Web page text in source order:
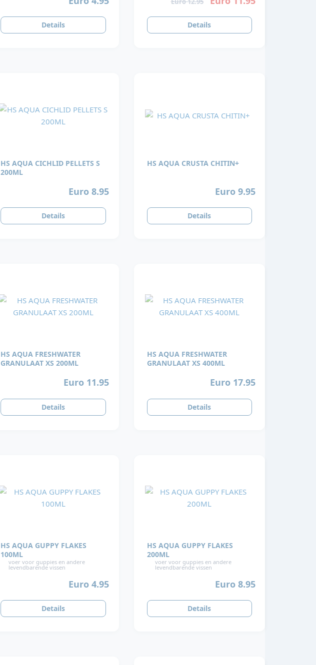
Details Details
HS AQUA CICHLID PELLETS S
200ML
Euro 8.95
Details
HS AQUA CRUSTA CHITIN+
Euro 9.95
Details
HS AQUA FRESHWATER
GRANULAAT XS 200ML
Euro 11.95
Details
HS AQUA FRESHWATER
GRANULAAT XS 400ML
Euro 17.95
Details
HS AQUA GUPPY FLAKES
100ML
voer voor guppies en andere
levendbarende vissen
Euro 4.95
Details
HS AQUA GUPPY FLAKES
200ML
voer voor guppies en andere
levendbarende vissen
Euro 8.95
Details